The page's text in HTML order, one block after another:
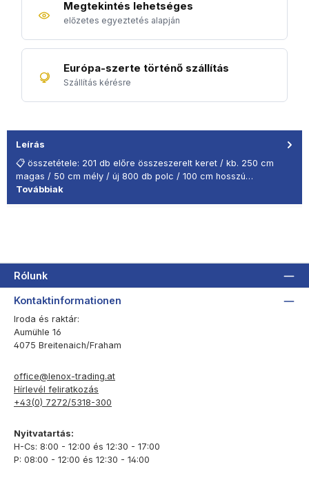
Megtekintés lehetséges
előzetes egyeztetés alapján
Európa-szerte történő szállítás
Szállítás kérésre
Leírás
📋 összetétele: 201 db előre összeszerelt keret / kb. 250 cm
magas / 50 cm mély / új 800 db polc / 100 cm hosszú…
Továbbiak
Rólunk
Kontaktinformationen
Iroda és raktár:
Aumühle 16
4075 Breitenaich/Fraham
office@lenox-trading.at
Hírlevél feliratkozás
+43(0) 7272/5318-300
Nyitvatartás:
H-Cs: 8:00 - 12:00 és 12:30 - 17:00
P: 08:00 - 12:00 és 12:30 - 14:00